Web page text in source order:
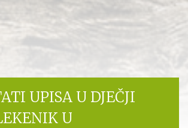
UPISA U DJEČJI
U